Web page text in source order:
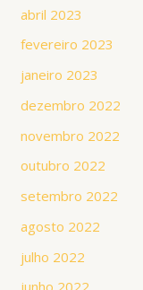
abril 2023
fevereiro 2023
janeiro 2023
dezembro 2022
novembro 2022
outubro 2022
setembro 2022
agosto 2022
julho 2022